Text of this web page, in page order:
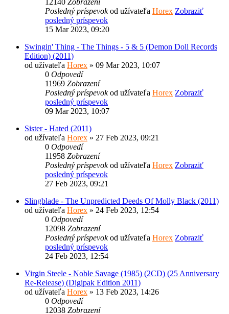
12140 Zobrazení
Posledný príspevokod užívateľa Horex Zobraziť
posledný príspevok
15 Mar 2023, 09:20
Swingin' Thing - The Things - 5 & 5 (Demon Doll Records
Edition) (2011)
od užívateľa Horex » 09 Mar 2023, 10:07
0 Odpovedí
11969 Zobrazení
Posledný príspevokod užívateľa Horex Zobraziť
posledný príspevok
09 Mar 2023, 10:07
Sister - Hated (2011)
od užívateľa Horex » 27 Feb 2023, 09:21
0 Odpovedí
11958 Zobrazení
Posledný príspevokod užívateľa Horex Zobraziť
posledný príspevok
27 Feb 2023, 09:21
Slingblade - The Unpredicted Deeds Of Molly Black (2011)
od užívateľa Horex » 24 Feb 2023, 12:54
0 Odpovedí
12098 Zobrazení
Posledný príspevokod užívateľa Horex Zobraziť
posledný príspevok
24 Feb 2023, 12:54
Virgin Steele - Noble Savage (1985) (2CD) (25 Anniversary
Re-Release) (Digipak Edition 2011)
od užívateľa Horex » 13 Feb 2023, 14:26
0 Odpovedí
12038 Zobrazení